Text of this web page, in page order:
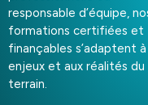
responsable d’équipe,
formations certifiées et
finançables s’adaptent
enjeux et aux réalités du
terrain.